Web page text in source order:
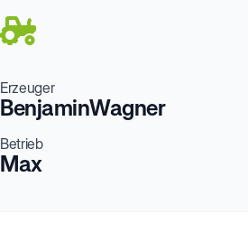
Erzeuger
BenjaminWagner
Betrieb
Max